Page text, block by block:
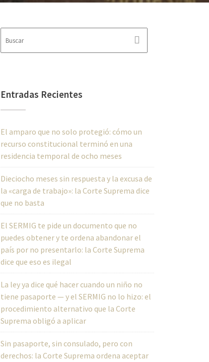
Entradas Recientes
El amparo que no solo protegió: cómo un
recurso constitucional terminó en una
residencia temporal de ocho meses
Dieciocho meses sin respuesta y la excusa de
la «carga de trabajo»: la Corte Suprema dice
que no basta
El SERMIG te pide un documento que no
puedes obtener y te ordena abandonar el
país por no presentarlo: la Corte Suprema
dice que eso es ilegal
La ley ya dice qué hacer cuando un niño no
tiene pasaporte — y el SERMIG no lo hizo: el
procedimiento alternativo que la Corte
Suprema obligó a aplicar
Sin pasaporte, sin consulado, pero con
derechos: la Corte Suprema ordena aceptar